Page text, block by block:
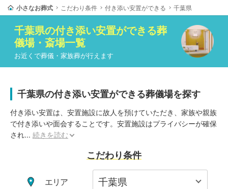
小さなお葬式 こだわり条件 付き添い安置ができる 千葉県
千葉県の付き添い安置ができる葬
儀場・斎場一覧
お近くで葬儀・家族葬が行えます
千葉県の付き添い安置ができる葬儀場を探す
付き添い安置は、安置施設に故人を預けていただき、家族や親族
で付き添いや面会することです。安置施設はプライバシーが確保
され... 続きを読む
こだわり条件
エリア